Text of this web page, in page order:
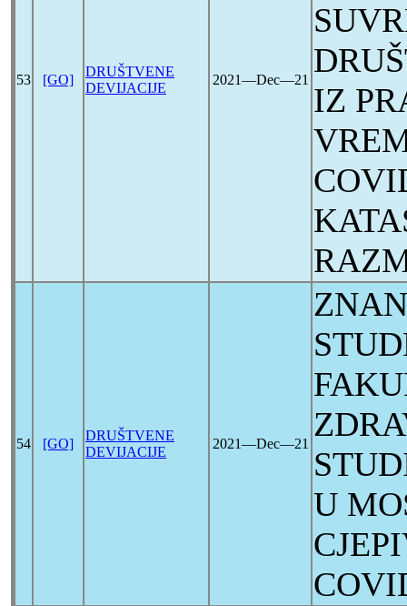
53 [GO]
DRUŠTVENE
DEVIJACIJE
2021―Dec―21
IZ
54 [GO]
DRUŠTVENE
DEVIJACIJE
2021―Dec―21
U